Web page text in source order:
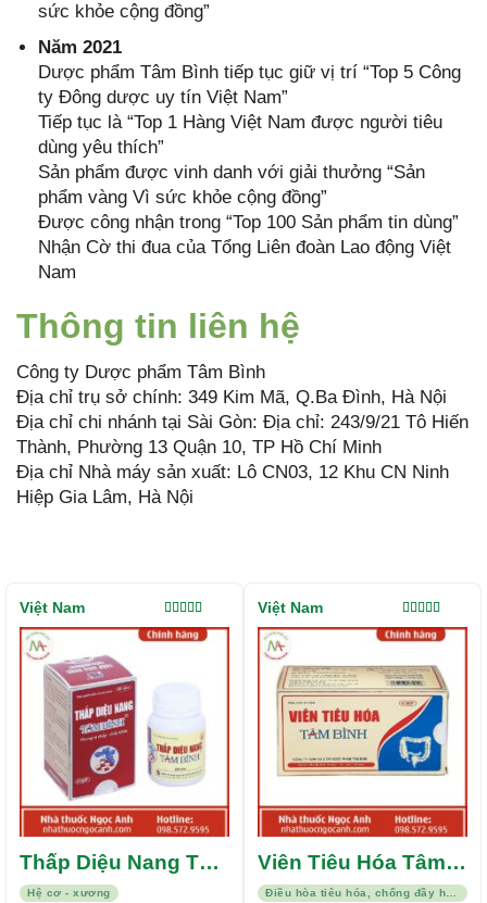
sức khỏe cộng đồng”
Năm 2021
Dược phẩm Tâm Bình tiếp tục giữ vị trí “Top 5 Công
ty Đông dược uy tín Việt Nam”
Tiếp tục là “Top 1 Hàng Việt Nam được người tiêu
dùng yêu thích”
Sản phẩm được vinh danh với giải thưởng “Sản
phẩm vàng Vì sức khỏe cộng đồng”
Được công nhận trong “Top 100 Sản phẩm tin dùng”
Nhận Cờ thi đua của Tổng Liên đoàn Lao động Việt
Nam
Thông tin liên hệ
Công ty Dược phẩm Tâm Bình
Địa chỉ trụ sở chính: 349 Kim Mã, Q.Ba Đình, Hà Nội
Địa chỉ chi nhánh tại Sài Gòn: Địa chỉ: 243/9/21 Tô Hiến
Thành, Phường 13 Quận 10, TP Hồ Chí Minh
Địa chỉ Nhà máy sản xuất: Lô CN03, 12 Khu CN Ninh
Hiệp Gia Lâm, Hà Nội
Hệ cơ - xương
Thấp Diệu Nang Tâm
Bình
Được xếp
hạng5.00
Việt Nam
Viên Tiêu Hóa Tâm
Bình
Được xếp
hạng5.00
Việt Nam